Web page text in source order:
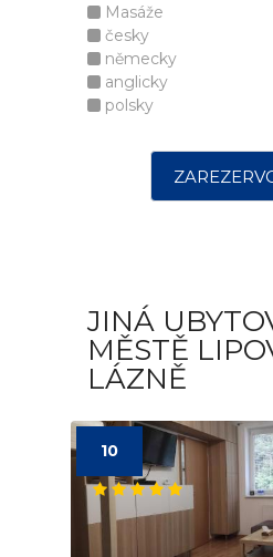
Masáže
česky
německy
anglicky
polsky
JINÁ
MĚSTĚ
LÁZNĚ
10